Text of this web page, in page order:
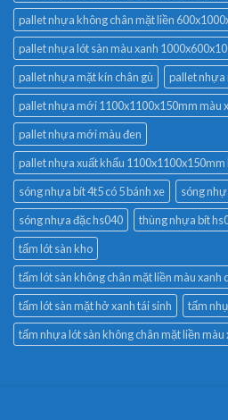
pallet nhựa không chân mặt liền
pallet nhựa lót sàn màu xanh
pallet nhựa mặt kín chân gù
pallet nhựa
pallet nhựa mới 1100x1100x150mm màu
pallet nhựa mới màu đen
pallet nhựa xuất khẩu
sóng nhựa bít 4t5 có 5 bánh xe
sóng
sóng nhựa đặc hs040
thùng nhựa bít
tấm lót sàn kho
tấm lót sàn không chân mặt liền màu
tấm lót sàn mặt hở xanh tái sinh
tấm
tấm nhựa lót sàn không chân mặt liền